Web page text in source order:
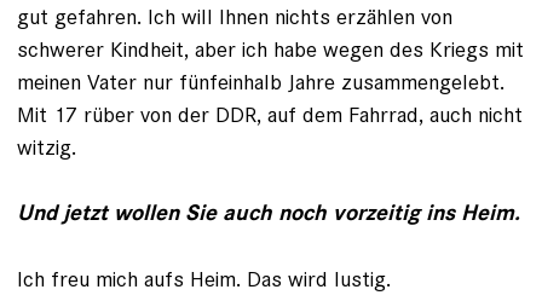
gut gefahren. Ich will Ihnen nichts erzählen von
schwerer Kindheit, aber ich habe wegen des Kriegs mit
meinen Vater nur fünfeinhalb Jahre zusammen­gelebt.
Mit 17 rüber von der DDR, auf dem Fahrrad, auch nicht
witzig.
Und jetzt wollen Sie auch noch vorzeitig ins Heim.
Ich freu mich aufs Heim. Das wird lustig.